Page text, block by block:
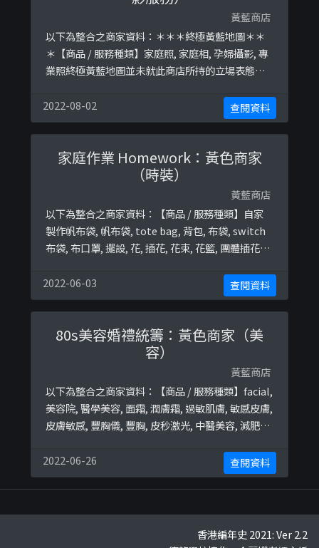
黃藍商店
以下為整合之商家資料：＊＊＊終極黃藍地圖＊＊
＊【商品 / 服務種類】家庭照, 家庭相, 孕婦攝影, 專
業照終極黃藍地圖並未就此商店所持的立場表態給
提供嘅簡介：創意攝影服務: - 我們擁有豐富的拍攝
經驗, 獨特的攝影方式.- 善於捕捉客?以下係相關證
明貼文：
https://www.facebook.com/artprojectstudio2
2022-08-02 查閱資料
家庭作業 Homework：黃色商家
（時裝）
黃藍商店
以下為整合之商家資料：【商品 / 服務種類】自家
製作帆布袋, 帆布袋, tote bag, 背包, 布袋, switch
布袋, 布口罩, 擺設, 花, 插花, 花束, 花籃, 團體插花班,
所持的立場表態給出具體原因。
2022-06-03 查閱資料
80s美容婚禮統籌：黃色商家（美
容）
黃藍商店
以下為整合之商家資料：【商品 / 服務種類】facial,
美容院, 醫學美容, 面霜, 潤膚霜, 過敏肌膚, 敏感皮膚,
皮膚敏感, 豐胸儀, 豐胸, 皮秒激光, 中醫美容, 減肥療
半永久, 半永久紋繡, 半永久美容, 半永久化妝, 修眉,
紋眉, 柔眉, 霧眉, 飄眉, 眼線, 紋眼線, 角蛋翹睫, 角蛋
白, 絲蛋白, 美睫, ...
2022-06-26 查閱資料
香港編年史 2021: Ver 2.2